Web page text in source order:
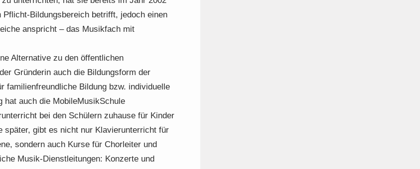
Bildungsbereich betrifft, jedoch einen
anspricht – das Musikfach mit
Alternative zu den öffentlichen
Gründerin auch die Bildungsform der
familienfreundliche Bildung bzw. individuelle
hat auch die MobileMusikSchule
bei den Schülern zuhause für Kinder
später, gibt es nicht nur Klavierunterricht für
sondern auch Kurse für Chorleiter und
Musik-Dienstleitungen: Konzerte und